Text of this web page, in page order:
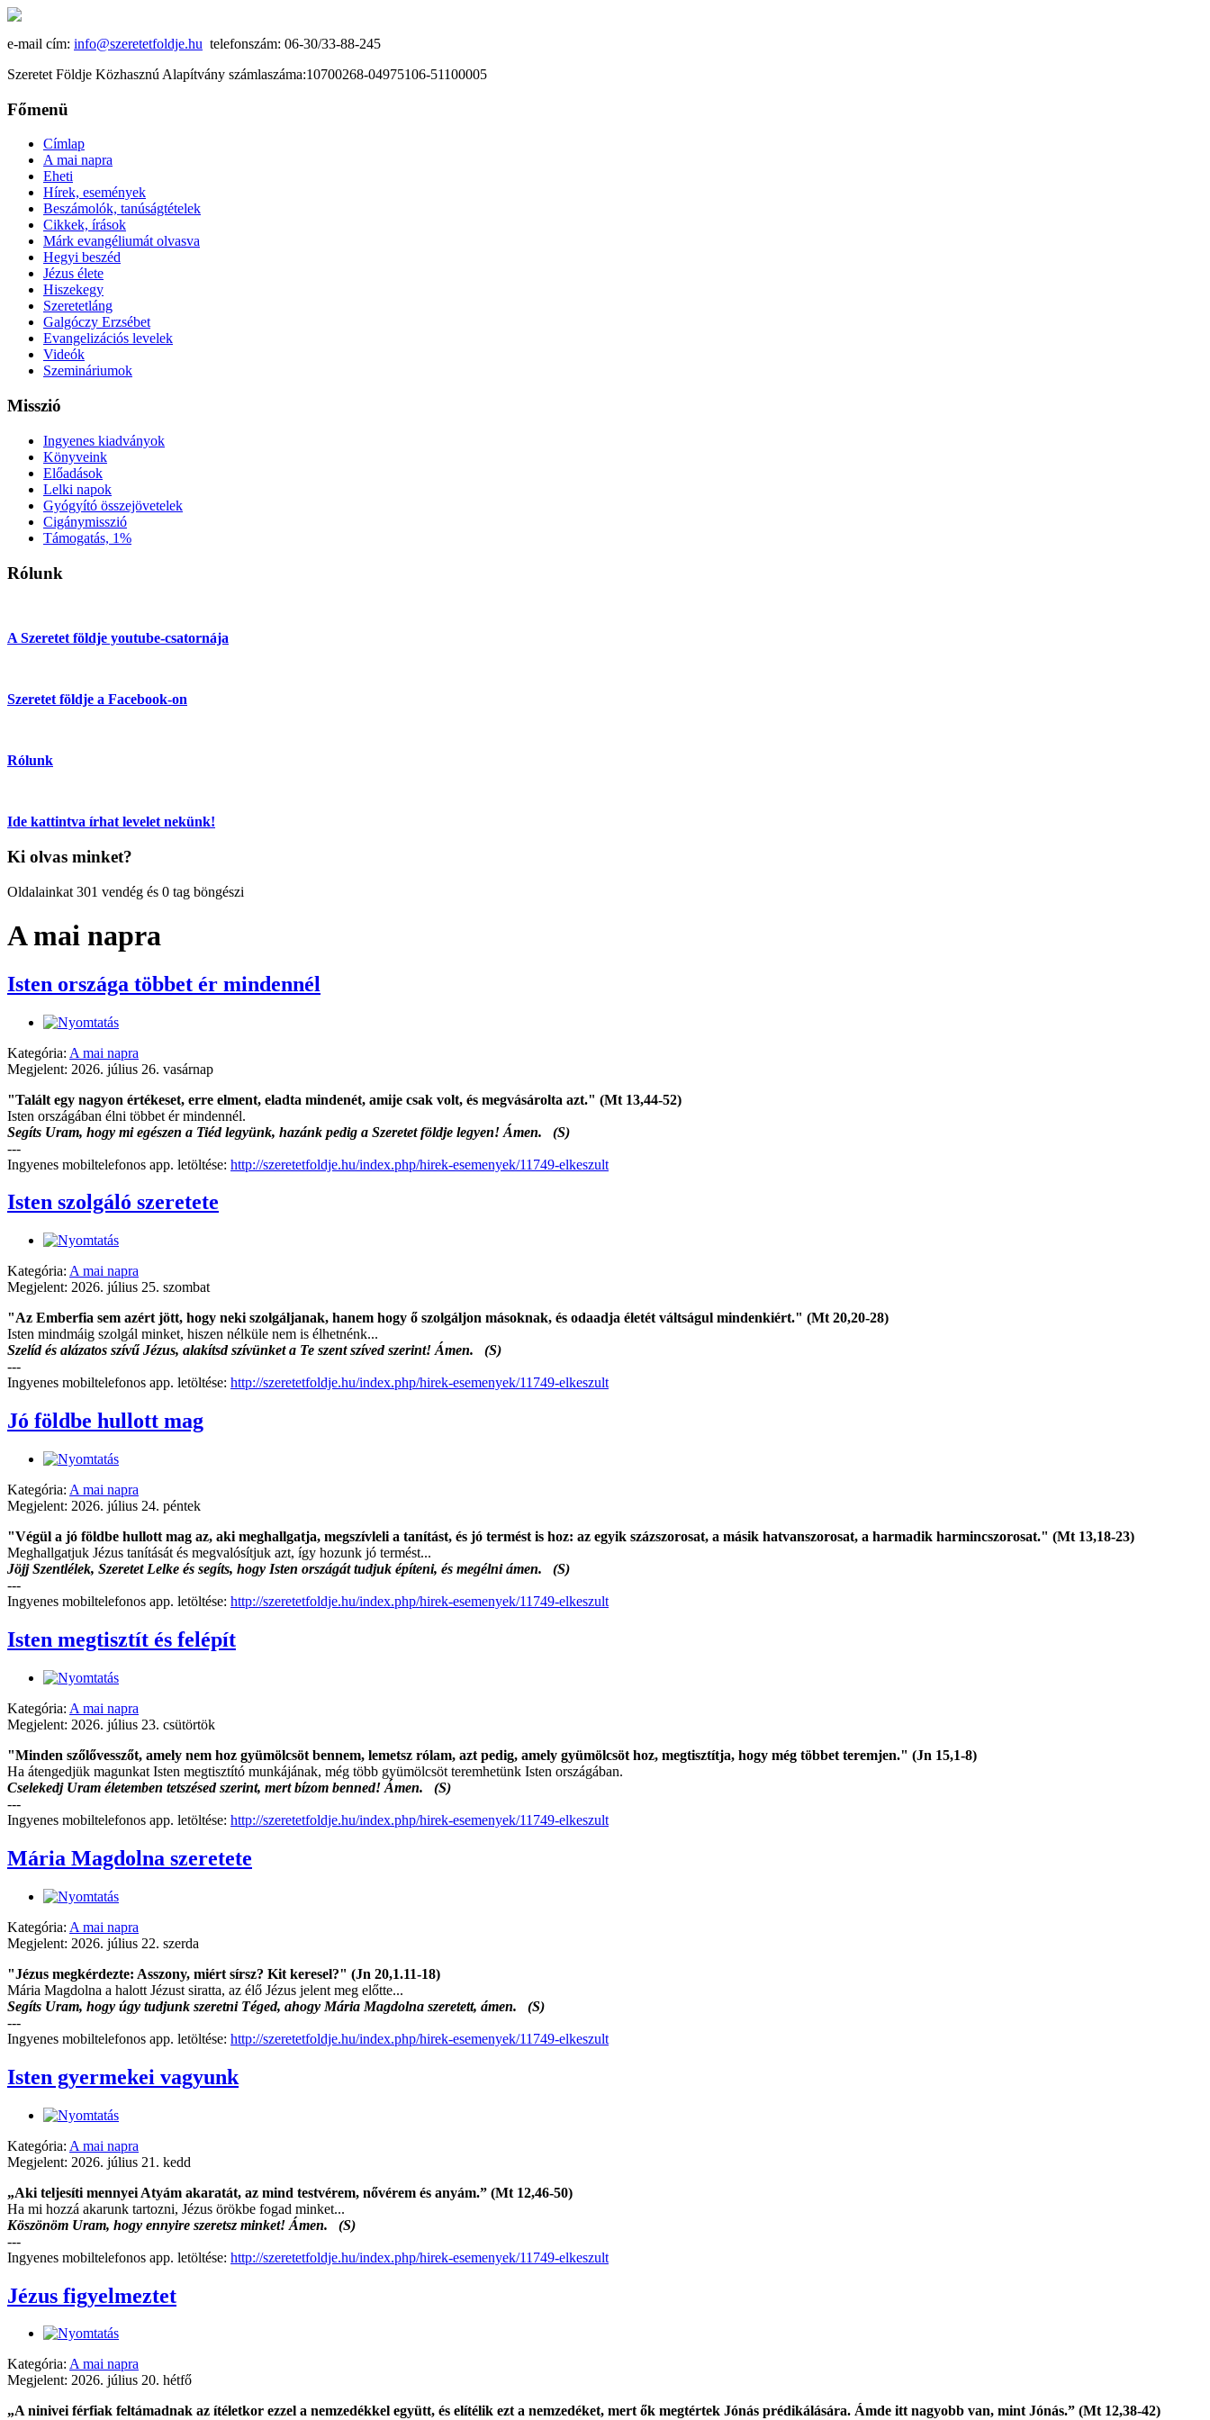
e-mail cím: info@szeretetfoldje.hu telefonszám: 06-30/33-88-245
Szeretet Földje Közhasznú Alapítvány számlaszáma:10700268-04975106-51100005
Főmenü
Címlap
A mai napra
Eheti
Hírek, események
Beszámolók, tanúságtételek
Cikkek, írások
Márk evangéliumát olvasva
Hegyi beszéd
Jézus élete
Hiszekegy
Szeretetláng
Galgóczy Erzsébet
Evangelizációs levelek
Videók
Szemináriumok
Misszió
Ingyenes kiadványok
Könyveink
Előadások
Lelki napok
Gyógyító összejövetelek
Cigánymisszió
Támogatás, 1%
Rólunk
A Szeretet földje youtube-csatornája
Szeretet földje a Facebook-on
Rólunk
Ide kattintva írhat levelet nekünk!
Ki olvas minket?
Oldalainkat 301 vendég és 0 tag böngészi
A mai napra
Isten országa többet ér mindennél
Kategória: A mai napra
Megjelent: 2026. július 26. vasárnap
"Talált egy nagyon értékeset, erre elment, eladta mindenét, amije csak volt, és megvásárolta azt." (Mt 13,44-52)
Isten országában élni többet ér mindennél.
Segíts Uram, hogy mi egészen a Tiéd legyünk, hazánk pedig a Szeretet földje legyen! Ámen. (S)
---
Ingyenes mobiltelefonos app. letöltése: http://szeretetfoldje.hu/index.php/hirek-esemenyek/11749-elkeszult
Isten szolgáló szeretete
Kategória: A mai napra
Megjelent: 2026. július 25. szombat
"Az Emberfia sem azért jött, hogy neki szolgáljanak, hanem hogy ő szolgáljon másoknak, és odaadja életét váltságul mindenkiért." (Mt 20,20-28)
Isten mindmáig szolgál minket, hiszen nélküle nem is élhetnénk...
Szelíd és alázatos szívű Jézus, alakítsd szívünket a Te szent szíved szerint! Ámen. (S)
---
Ingyenes mobiltelefonos app. letöltése: http://szeretetfoldje.hu/index.php/hirek-esemenyek/11749-elkeszult
Jó földbe hullott mag
Kategória: A mai napra
Megjelent: 2026. július 24. péntek
"Végül a jó földbe hullott mag az, aki meghallgatja, megszívleli a tanítást, és jó termést is hoz: az egyik százszorosat, a másik hatvanszorosat, a harmadik harmincszorosat." (Mt 13,18-23)
Meghallgatjuk Jézus tanítását és megvalósítjuk azt, így hozunk jó termést...
Jöjj Szentlélek, Szeretet Lelke és segíts, hogy Isten országát tudjuk építeni, és megélni ámen. (S)
---
Ingyenes mobiltelefonos app. letöltése: http://szeretetfoldje.hu/index.php/hirek-esemenyek/11749-elkeszult
Isten megtisztít és felépít
Kategória: A mai napra
Megjelent: 2026. július 23. csütörtök
"Minden szőlővesszőt, amely nem hoz gyümölcsöt bennem, lemetsz rólam, azt pedig, amely gyümölcsöt hoz, megtisztítja, hogy még többet teremjen." (Jn 15,1-8)
Ha átengedjük magunkat Isten megtisztító munkájának, még több gyümölcsöt teremhetünk Isten országában.
Cselekedj Uram életemben tetszésed szerint, mert bízom benned! Ámen. (S)
---
Ingyenes mobiltelefonos app. letöltése: http://szeretetfoldje.hu/index.php/hirek-esemenyek/11749-elkeszult
Mária Magdolna szeretete
Kategória: A mai napra
Megjelent: 2026. július 22. szerda
"Jézus megkérdezte: Asszony, miért sírsz? Kit keresel?" (Jn 20,1.11-18)
Mária Magdolna a halott Jézust siratta, az élő Jézus jelent meg előtte...
Segíts Uram, hogy úgy tudjunk szeretni Téged, ahogy Mária Magdolna szeretett, ámen. (S)
---
Ingyenes mobiltelefonos app. letöltése: http://szeretetfoldje.hu/index.php/hirek-esemenyek/11749-elkeszult
Isten gyermekei vagyunk
Kategória: A mai napra
Megjelent: 2026. július 21. kedd
„Aki teljesíti mennyei Atyám akaratát, az mind testvérem, nővérem és anyám.” (Mt 12,46-50)
Ha mi hozzá akarunk tartozni, Jézus örökbe fogad minket...
Köszönöm Uram, hogy ennyire szeretsz minket! Ámen. (S)
---
Ingyenes mobiltelefonos app. letöltése: http://szeretetfoldje.hu/index.php/hirek-esemenyek/11749-elkeszult
Jézus figyelmeztet
Kategória: A mai napra
Megjelent: 2026. július 20. hétfő
„A ninivei férfiak feltámadnak az ítéletkor ezzel a nemzedékkel együtt, és elítélik ezt a nemzedéket, mert ők megtértek Jónás prédikálására. Ámde itt nagyobb van, mint Jónás.” (Mt 12,38-42)